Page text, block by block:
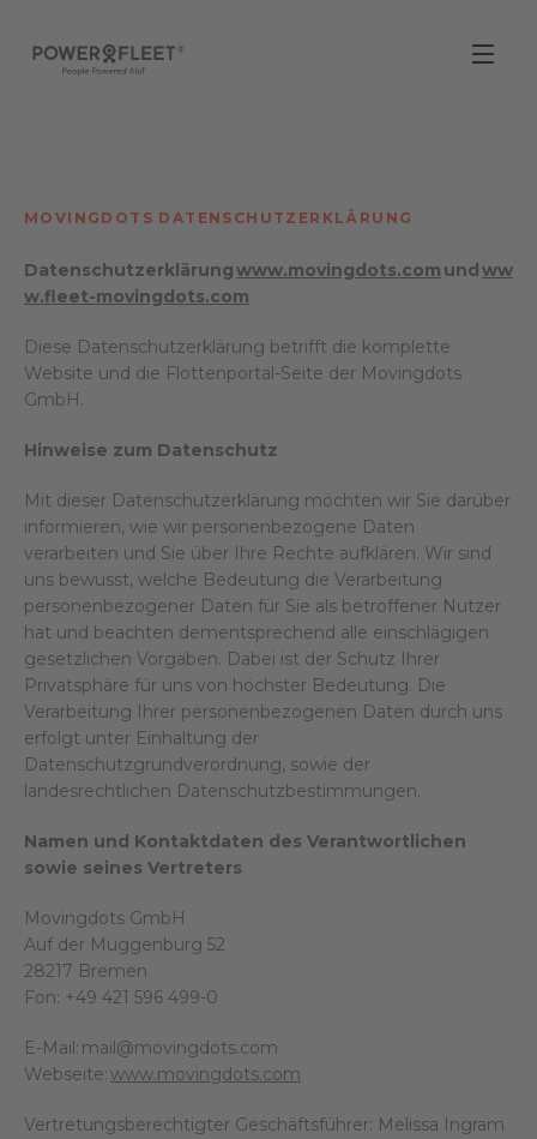
MOVINGDOTS DATENSCHUTZERKLÄRUNG
Datenschutzerklärungwww.movingdots.com undww
w.fleet-movingdots.com
Diese Datenschutzerklärung betrifft die komplette
Website und die Flottenportal-Seite der Movingdots
GmbH.
Hinweise zum Datenschutz
Mit dieser Datenschutzerklärung möchten wir Sie darüber
informieren, wie wir personenbezogene Daten
verarbeiten und Sie über Ihre Rechte aufklären. Wir sind
uns bewusst, welche Bedeutung die Verarbeitung
personenbezogener Daten für Sie als betroffener Nutzer
hat und beachten dementsprechend alle einschlägigen
gesetzlichen Vorgaben. Dabei ist der Schutz Ihrer
Privatsphäre für uns von höchster Bedeutung. Die
Verarbeitung Ihrer personenbezogenen Daten durch uns
erfolgt unter Einhaltung der
Datenschutzgrundverordnung, sowie der
landesrechtlichen Datenschutzbestimmungen.
Namen und Kontaktdaten des Verantwortlichen
sowie seines Vertreters
Movingdots GmbH
Auf der Muggenburg 52
28217 Bremen
Fon: +49 421 596 499-0
E-Mail: mail@movingdots.com
Webseite:www.movingdots.com
Vertretungsberechtigter Geschäftsführer: Melissa Ingram